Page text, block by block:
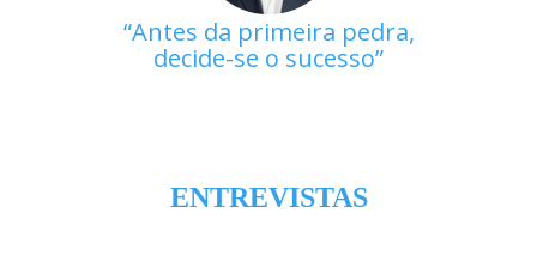
Antes da primeira pedra,
decide-se o sucesso
ENTREVISTAS